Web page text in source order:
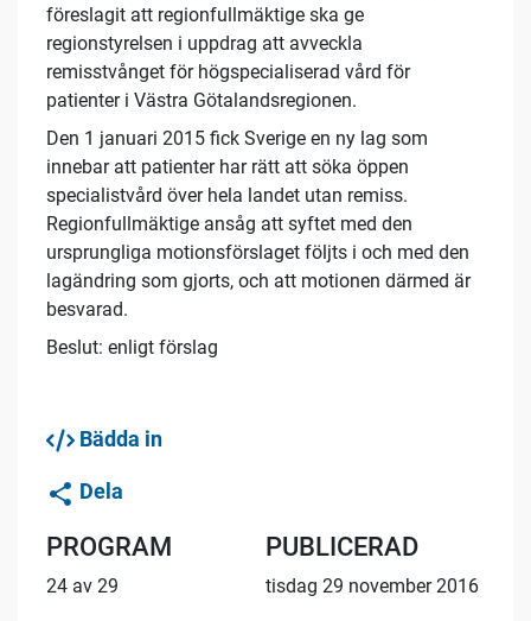
föreslagit att regionfullmäktige ska ge
regionstyrelsen i uppdrag att avveckla
remisstvånget för högspecialiserad vård för
patienter i Västra Götalandsregionen.
Den 1 januari 2015 fick Sverige en ny lag som
innebar att patienter har rätt att söka öppen
specialistvård över hela landet utan remiss.
Regionfullmäktige ansåg att syftet med den
ursprungliga motionsförslaget följts i och med den
lagändring som gjorts, och att motionen därmed är
besvarad.
Beslut: enligt förslag
Bädda in
Dela
PROGRAM
24 av 29
PUBLICERAD
tisdag 29 november 2016